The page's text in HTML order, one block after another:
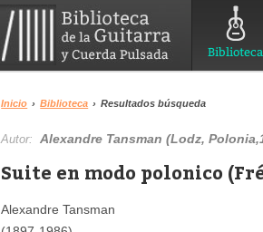
Biblioteca
Inicio › Biblioteca › Resultados búsqueda
Autor:Alexandre Tansman (Lodz,
Suite en modo polonico
Alexandre Tansman